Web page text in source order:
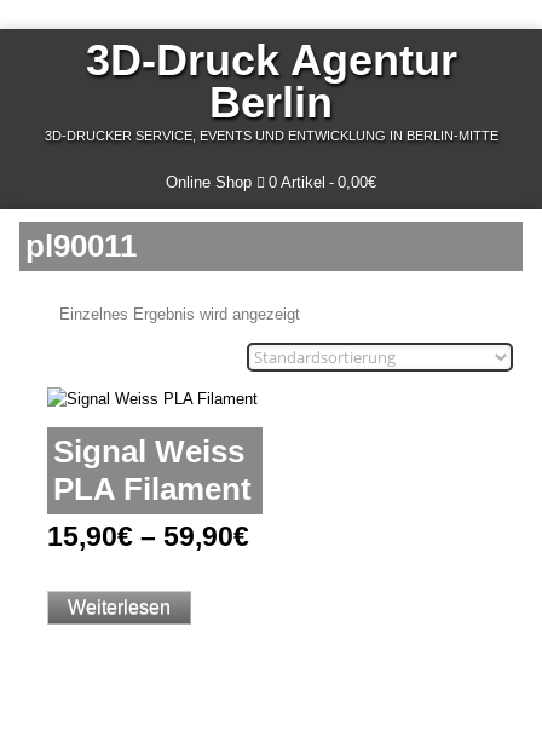
3D-Druck Agentur
Berlin
3D-DRUCKER SERVICE, EVENTS UND ENTWICKLUNG IN BERLIN-MITTE
Online Shop 0 Artikel 0,00€
pl90011
Einzelnes Ergebnis wird angezeigt
Signal Weiss
PLA Filament
15,90€ – 59,90€
Weiterlesen